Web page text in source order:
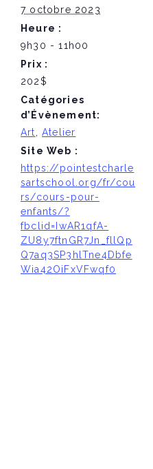
7 octobre 2023
Heure :
9h30 - 11h00
Prix :
202$
Catégories
d’Évènement:
Art
,Atelier
Site Web :
https://pointestcharle
sartschool.org/fr/cou
rs/cours-pour-
enfants/?
fbclid=IwAR1qfA-
ZU8y7ftnGR7Jn_fllQp
Q7aq3SP3hlTne4Dbfe
Wia42OiFxVFwqf0